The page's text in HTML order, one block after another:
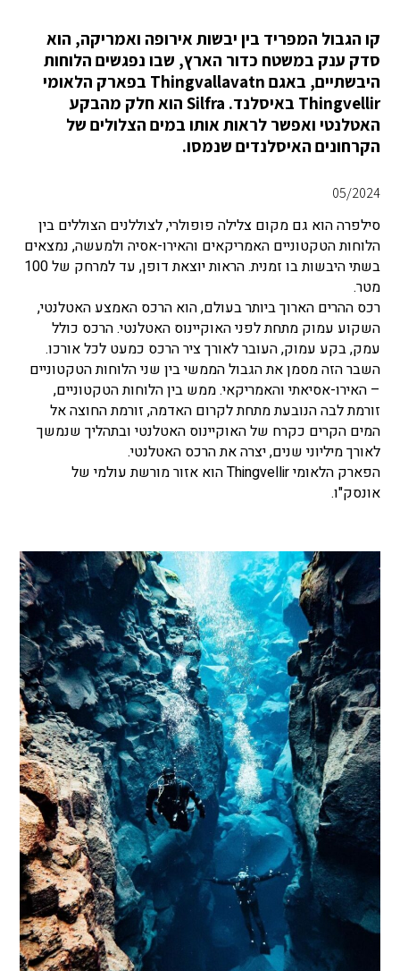
קו הגבול המפריד בין יבשות אירופה ואמריקה, הוא
סדק ענק במשטח כדור הארץ, שבו נפגשים הלוחות
היבשתיים, באגם Thingvallavatn בפארק הלאומי
Thingvellir באיסלנד. Silfra הוא חלק מהבקע
האטלנטי ואפשר לראות אותו במים הצלולים של
הקרחונים האיסלנדים שנמסו.
05/2024
סילפרה הוא גם מקום צלילה פופולרי, לצוללנים הצוללים בין
הלוחות הטקטוניים האמריקאים והאירו-אסיה ולמעשה, נמצאים
בשתי היבשות בו זמנית. הראות יוצאת דופן, עד למרחק של 100
מטר.
רכס ההרים הארוך ביותר בעולם, הוא הרכס האמצע האטלנטי,
השקוע עמוק מתחת לפני האוקיינוס האטלנטי. הרכס כולל
עמק, בקע עמוק, העובר לאורך ציר הרכס כמעט לכל אורכו.
השבר הזה מסמן את הגבול הממשי בין שני הלוחות הטקטוניים
– האירו-אסיאתי והאמריקאי. ממש בין הלוחות הטקטוניים,
זורמת לבה הנובעת מתחת לקרום האדמה, זורמת החוצה אל
המים הקרים כקרח של האוקיינוס האטלנטי ובתהליך שנמשך
לאורך מיליוני שנים, יצרה את הרכס האטלנטי.
הפארק הלאומי Thingvellir הוא אזור מורשת עולמי של
אונסק"ו.